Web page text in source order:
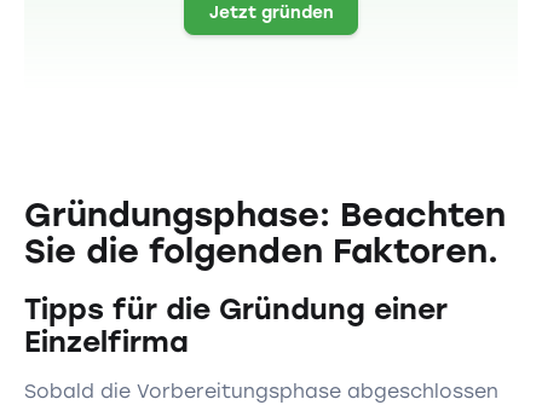
Jetzt gründen
Gründungsphase: Beachten
Sie die folgenden Faktoren.
Tipps für die Gründung einer
Einzelfirma
Sobald die Vorbereitungsphase abgeschlossen